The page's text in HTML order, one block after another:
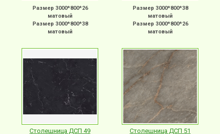
Размер 3000*800*26
матовый
Размер 3000*800*38
матовый
Размер 3000*800*38
матовый
Размер 3000*800*26
матовый
Столешница ДСП 49
Столешница ДСП 51